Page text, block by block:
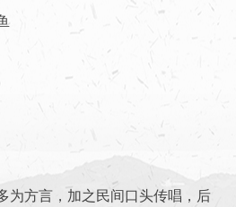
为方言，加之民间口头传唱，后